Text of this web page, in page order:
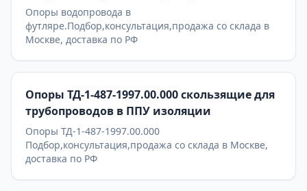
Опоры водопровода в
футляре.Подбор,консультация,продажа со склада в
Москве, доставка по РФ
Опоры ТД-1-487-1997.00.000 скользящие для
трубопроводов в ППУ изоляции
Опоры ТД-1-487-1997.00.000
Подбор,консультация,продажа со склада в Москве,
доставка по РФ